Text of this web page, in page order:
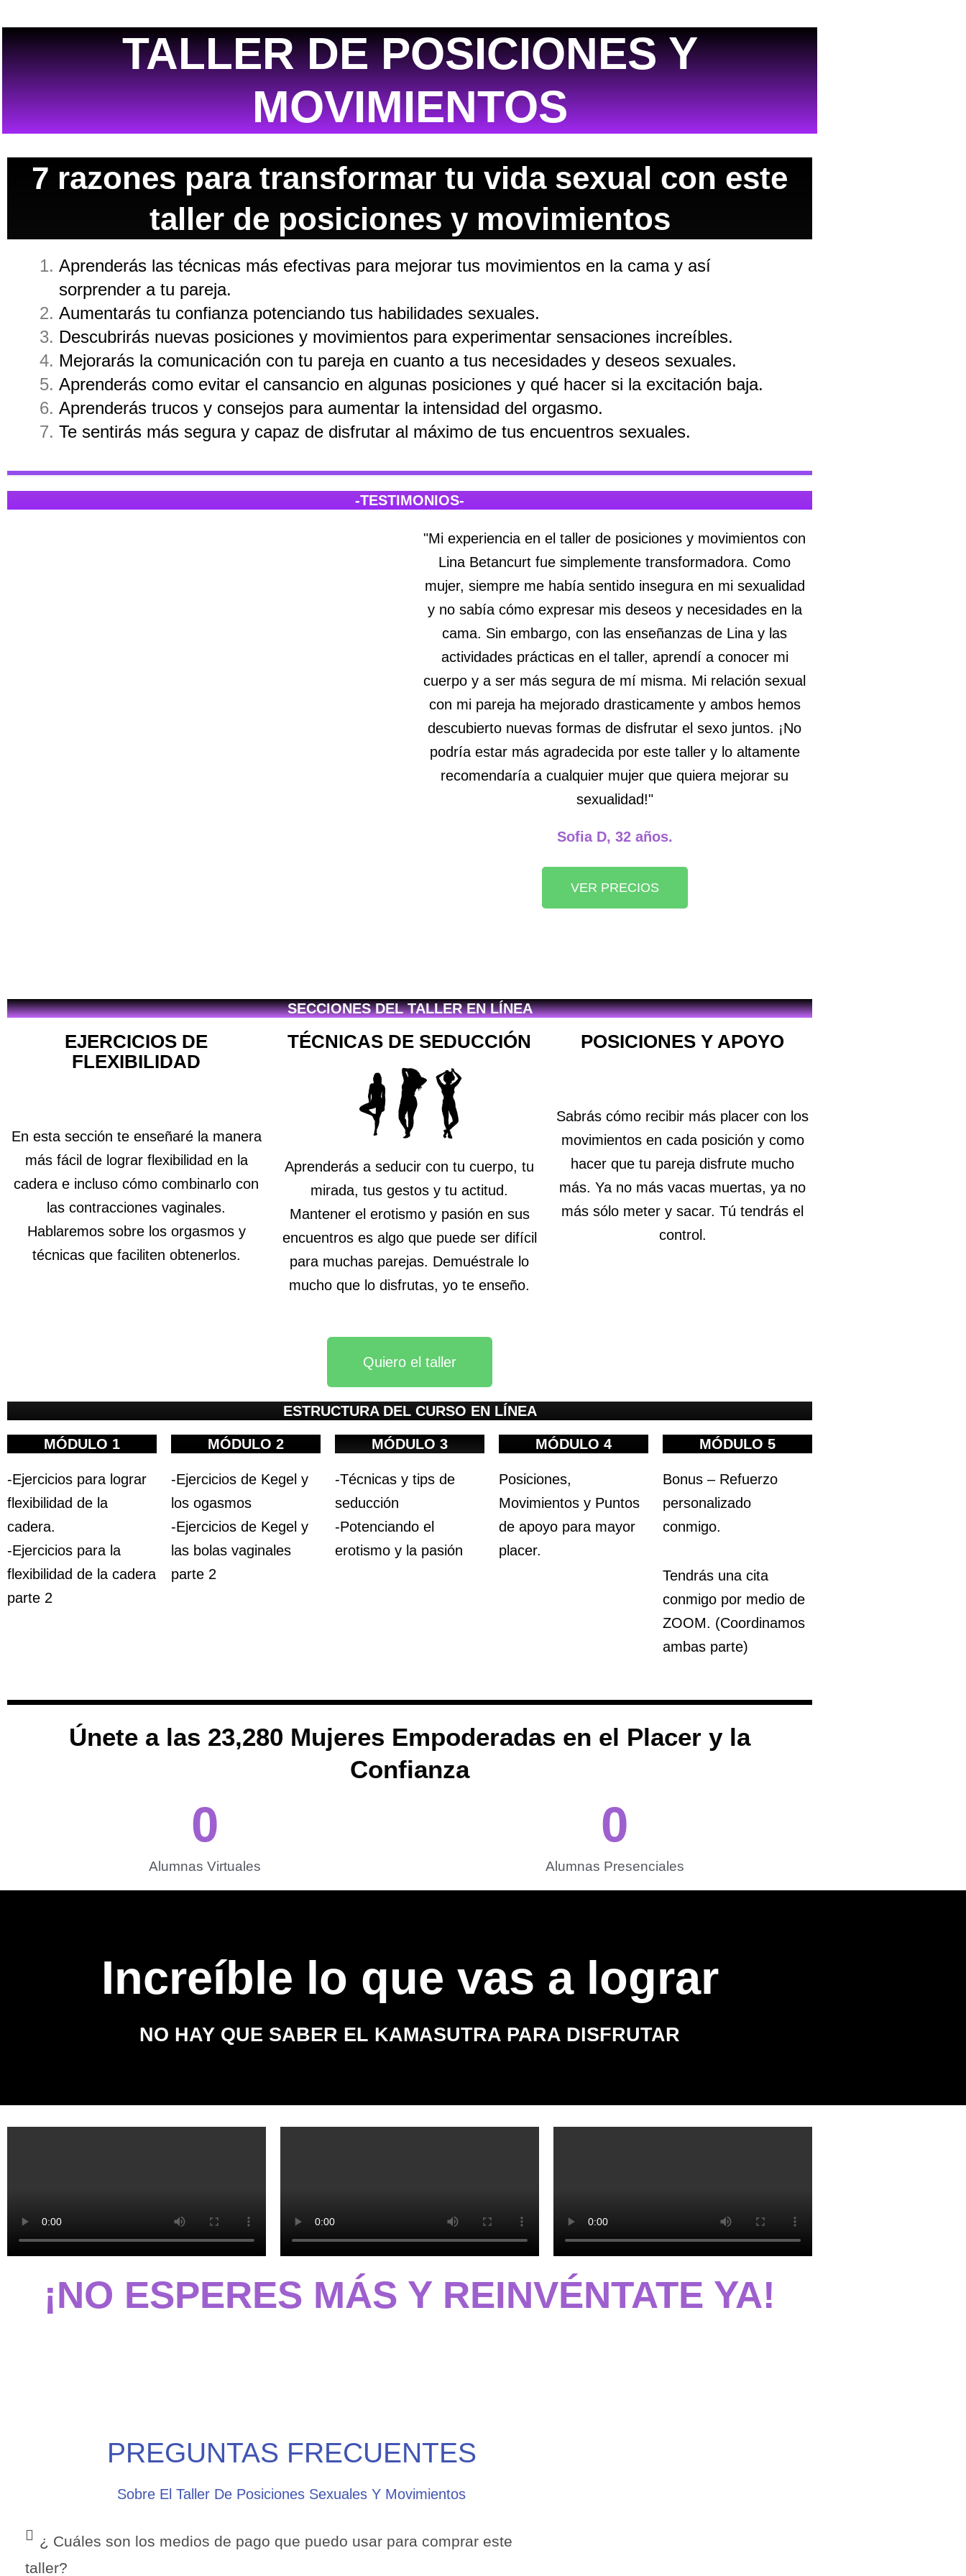
TALLER DE POSICIONES Y
MOVIMIENTOS
7 razones para transformar tu vida sexual con este
taller de posiciones y movimientos
Aprenderás las técnicas más efectivas para mejorar tus movimientos en la cama y así
sorprender a tu pareja.
Aumentarás tu confianza potenciando tus habilidades sexuales.
Descubrirás nuevas posiciones y movimientos para experimentar sensaciones increíbles.
Mejorarás la comunicación con tu pareja en cuanto a tus necesidades y deseos sexuales.
Aprenderás como evitar el cansancio en algunas posiciones y qué hacer si la excitación baja.
Aprenderás trucos y consejos para aumentar la intensidad del orgasmo.
Te sentirás más segura y capaz de disfrutar al máximo de tus encuentros sexuales.
-TESTIMONIOS-
"Mi experiencia en el taller de posiciones y movimientos con
Lina Betancurt fue simplemente transformadora. Como
mujer, siempre me había sentido insegura en mi sexualidad
y no sabía cómo expresar mis deseos y necesidades en la
cama. Sin embargo, con las enseñanzas de Lina y las
actividades prácticas en el taller, aprendí a conocer mi
cuerpo y a ser más segura de mí misma. Mi relación sexual
con mi pareja ha mejorado drasticamente y ambos hemos
descubierto nuevas formas de disfrutar el sexo juntos. ¡No
podría estar más agradecida por este taller y lo altamente
recomendaría a cualquier mujer que quiera mejorar su
sexualidad!"
Sofia D, 32 años.
VER PRECIOS
SECCIONES DEL TALLER EN LÍNEA
EJERCICIOS DE
FLEXIBILIDAD
En esta sección te enseñaré la manera
más fácil de lograr flexibilidad en la
cadera e incluso cómo combinarlo con
las contracciones vaginales.
Hablaremos sobre los orgasmos y
técnicas que faciliten obtenerlos.
TÉCNICAS DE SEDUCCIÓN
Aprenderás a seducir con tu cuerpo, tu
mirada, tus gestos y tu actitud.
Mantener el erotismo y pasión en sus
encuentros es algo que puede ser difícil
para muchas parejas. Demuéstrale lo
mucho que lo disfrutas, yo te enseño.
POSICIONES Y APOYO
Sabrás cómo recibir más placer con los
movimientos en cada posición y como
hacer que tu pareja disfrute mucho
más. Ya no más vacas muertas, ya no
más sólo meter y sacar. Tú tendrás el
control.
Quiero el taller
ESTRUCTURA DEL CURSO EN LÍNEA
MÓDULO 1
-Ejercicios para lograr
flexibilidad de la
cadera.
-Ejercicios para la
flexibilidad de la cadera
parte 2
MÓDULO 2
-Ejercicios de Kegel y
los ogasmos
-Ejercicios de Kegel y
las bolas vaginales
parte 2
MÓDULO 3
-Técnicas y tips de
seducción
-Potenciando el
erotismo y la pasión
MÓDULO 4
Posiciones,
Movimientos y Puntos
de apoyo para mayor
placer.
MÓDULO 5
Bonus – Refuerzo
personalizado
conmigo.
Tendrás una cita
conmigo por medio de
ZOOM. (Coordinamos
ambas parte)
Únete a las 23,280 Mujeres Empoderadas en el Placer y la
Confianza
Alumnas Virtuales
0
Alumnas Presenciales
0
Increíble lo que vas a lograr
NO HAY QUE SABER EL KAMASUTRA PARA DISFRUTAR
¡NO ESPERES MÁS Y REINVÉNTATE YA!
PREGUNTAS FRECUENTES
Sobre El Taller De Posiciones Sexuales Y Movimientos
¿ Cuáles son los medios de pago que puedo usar para comprar este
taller?